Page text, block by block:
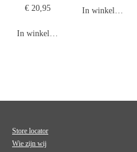
€ 20,95
In winkelwagen
In winkelwagen
Store locator
Wie zijn wij